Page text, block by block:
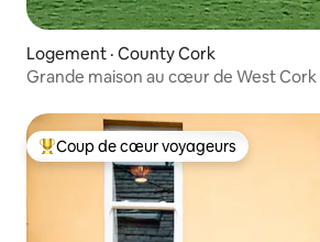
Logement · County Cork
Grande maison au cœur de West Cork
Coup de cœur voyageurs parmi les
Coup de cœur voyageurs